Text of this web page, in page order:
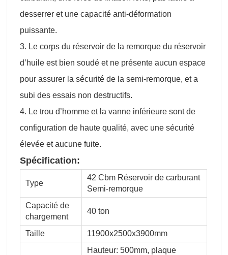
desserrer et une capacité anti-déformation
puissante.
3. Le corps du réservoir de la remorque du réservoir
d’huile est bien soudé et ne présente aucun espace
pour assurer la sécurité de la semi-remorque, et a
subi des essais non destructifs.
4. Le trou d’homme et la vanne inférieure sont de
configuration de haute qualité, avec une sécurité
élevée et aucune fuite.
Spécification:
Type
42 Cbm Réservoir de carburant
Semi-remorque
Capacité de
chargement
40 ton
Taille 11900x2500x3900mm
Hauteur: 500mm, plaque